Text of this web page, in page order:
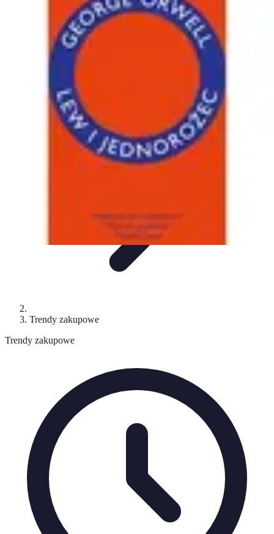
Zakupy Na Topie
Porady ZakupowePorady zakupowePromocjeTrendy i
Zakupy Na Topie
Trendy zakupowe
Trendy zakupowe